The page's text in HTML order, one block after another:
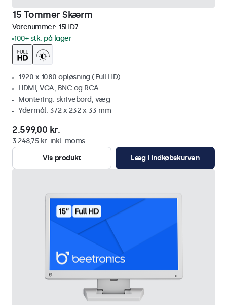
15 Tommer Skærm
Varenummer: 15HD7
100+ stk. på lager
1920 x 1080 opløsning (Full HD)
HDMI, VGA, BNC og RCA
Montering: skrivebord, væg
Ydermål: 372 x 232 x 33 mm
2.599,00 kr.
3.248,75 kr. inkl. moms
Vis produkt
Læg i indkøbskurven